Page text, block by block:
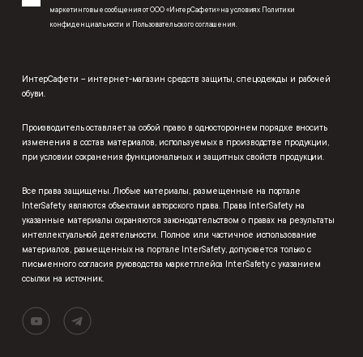
маркетинговые сообщения от ООО «ИнтерСафети» на условиях Политики
конфиденциальности и Пользовательского соглашения.
ИнтерСафети – интернет-магазин средств защиты, спецодежды и рабочей
обуви.
Производитель оставляет за собой право в одностороннем порядке вносить
изменения в состав материалов, используемых в производстве продукции,
при условии сохранения функциональных и защитных свойств продукции.
Все права защищены. Любые материалы, размещенные на портале
InterSafety являются объектами авторского права. Права InterSafety на
указанные материалы охраняются законодательством о правах на результаты
интеллектуальной деятельности. Полное или частичное использование
материалов, размещенных на портале InterSafety, допускается только с
письменного согласия руководства маркетплейса InterSafety с указанием
ссылки на источник.